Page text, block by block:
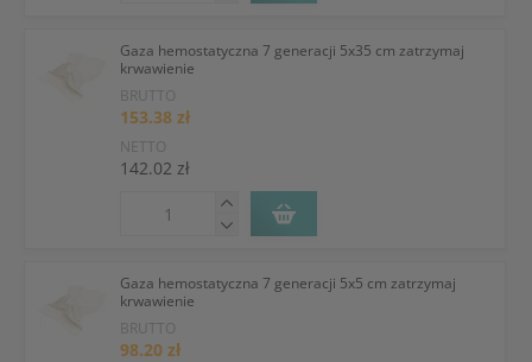
Gaza hemostatyczna 7 generacji 5x35 cm zatrzymaj
krwawienie
BRUTTO
153.38 zł
NETTO
142.02 zł
Gaza hemostatyczna 7 generacji 5x5 cm zatrzymaj
krwawienie
BRUTTO
98.20 zł